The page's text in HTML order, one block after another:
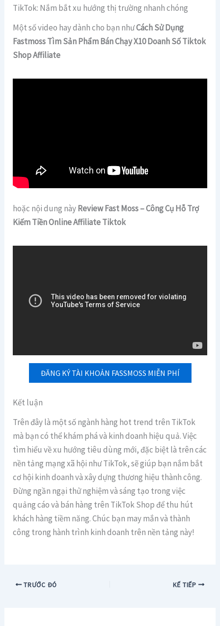
TikTok: Nắm bắt xu hướng thị trường nhanh chóng
Một số video hay dành cho bạn nhưCách Sử Dụng
Fastmoss Tìm Sản Phẩm Bán Chạy X10 Doanh Số Tiktok
Shop Affiliate
hoặc nội dung nàyReview Fast Moss – Công Cụ Hỗ Trợ
Kiếm Tiền Online Affiliate Tiktok
ĐĂNG KÝ TÀI KHOẢN FASSMOSS MIỄN PHÍ
Kết luận
Trên đây là một số ngành hàng hot trend trên TikTok
mà bạn có thể khám phá và kinh doanh hiệu quả. Việc
tìm hiểu về xu hướng tiêu dùng mới, đặc biệt là trên các
nền tảng mạng xã hội như TikTok, sẽ giúp bạn nắm bắt
cơ hội kinh doanh và xây dựng thương hiệu thành công.
Đừng ngần ngại thử nghiệm và sáng tạo trong việc
quảng cáo và bán hàng trên TikTok Shop để thu hút
khách hàng tiềm năng. Chúc bạn may mắn và thành
công trong hành trình kinh doanh trên nền tảng này!
TRƯỚC ĐÓ KẾ TIẾP